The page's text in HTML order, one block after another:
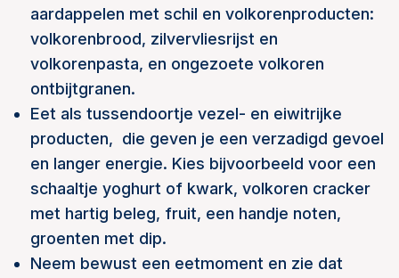
aardappelen met schil en volkorenproducten:
volkorenbrood, zilvervliesrijst en
volkorenpasta, en ongezoete volkoren
ontbijtgranen.
Eet als tussendoortje vezel- en eiwitrijke
producten, die geven je een verzadigd gevoel
en langer energie. Kies bijvoorbeeld voor een
schaaltje yoghurt of kwark, volkoren cracker
met hartig beleg, fruit, een handje noten,
groenten met dip.
Neem bewust een eetmoment en zie dat